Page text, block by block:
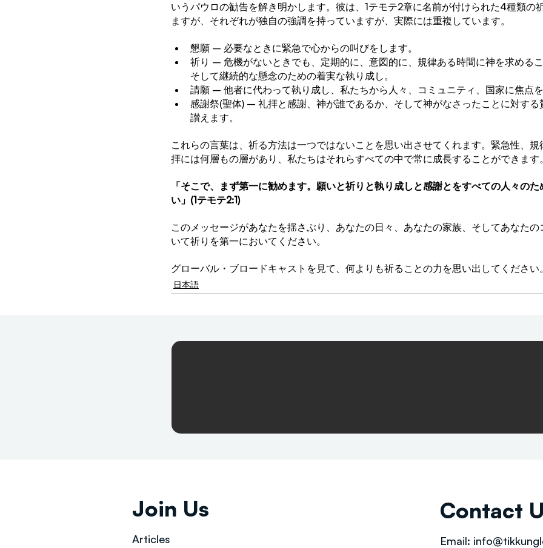
いうパウロの勧告を解き明かします。彼は、1テモテ2章に名前が付けられた4種類の
ますが、それぞれが独自の強調を持っていますが、実際には重複しています。
懇願 – 必要なときに緊急で心からの叫びをします。
祈り – 危機がないときでも、定期的に、意図的に、規律ある時間に神を求めるこ
そして継続的な懸念のための着実な執り成し。
請願 – 他者に代わって執り成し、私たちから人々、コミュニティ、国家に焦点を
感謝祭(聖体) – 礼拝と感謝、神が誰であるか、そして神がなさったことに対する
讃えます。
これらの言葉は、祈る方法は一つではないことを思い出させてくれます。緊急性、
拝には何層もの層があり、私たちはそれらすべての中で常に成長することができます。
「そこで、まず第一に勧めます。願いと祈りと執り成しと感謝とをすべての人々のた
い」(1テモテ2:1)
このメッセージがあなたを揺さぶり、あなたの日々、あなたの家族、そしてあなたの
いて祈りを第一においてください。
グローバル・ブロードキャストを見て、何よりも祈ることの力を思い出してください。
日本語
Join Us
Articles
Contact
Email: